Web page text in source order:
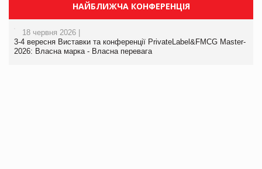
НАЙБЛИЖЧА КОНФЕРЕНЦІЯ
18 червня 2026 |
3-4 вересня Виставки та конференції PrivateLabel&FMCG Master-
2026: Власна марка - Власна перевага